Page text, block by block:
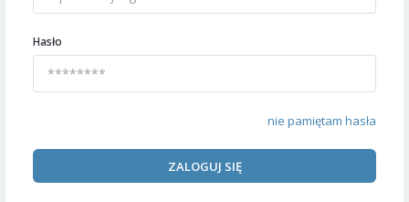
Hasło
nie pamiętam hasła
ZALOGUJ SIĘ